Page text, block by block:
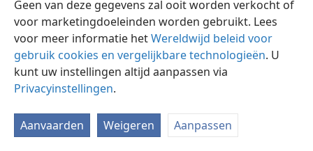
Geen van deze gegevens zal ooit worden verkocht of
voor marketingdoeleinden worden gebruikt. Lees
voor meer informatie hetWereldwijd beleid voor
gebruik cookies en vergelijkbare technologieën. U
kunt uw instellingen altijd aanpassen via
Privacyinstellingen.
Aanvaarden Weigeren Aanpassen
woorden: Zorg ervoor dat deze Internationale
Bijbelonderzoekers ermee ophouden in het openbaar
getuigen te zijn van Gods koninkrijk van zijn Messías
of Christus. Met behulp van de politieke en militaire
machten slaagden zij er door een bepaalde
wetsinterpretatie in de „getuigen” tegen het midden
van het jaar 1918, slechts enkele maanden vóór het
einde van de Eerste Wereldoorlog, te „doden”.